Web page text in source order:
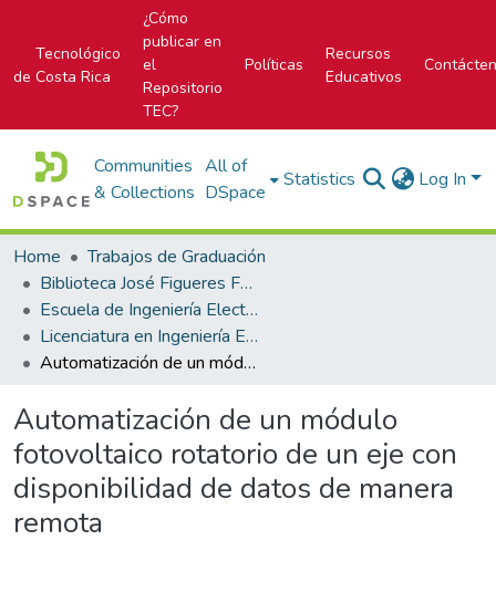
Tecnológico
de Costa Rica
¿Cómo
publicar en
el
Repositorio
TEC?
Políticas
Recursos
Educativos
Communities
& Collections
All of
DSpace
Statistics Log In
Home
Trabajos de Graduación
Biblioteca José Figueres Ferrer
Escuela de Ingeniería Electrónica
Licenciatura en Ingeniería Electrónica
Automatización de un módulo fotovoltaico rotatorio de un eje con disponibilidad de datos de manera remota
Automatización de un módulo
fotovoltaico rotatorio de un eje con
disponibilidad de datos de manera
remota